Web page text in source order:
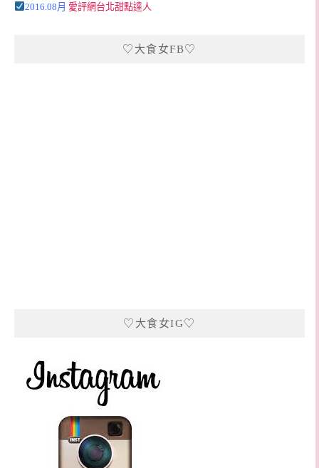
2016.08月 愛評網台北甜點達人
♡大食女FB♡
♡大食女IG♡